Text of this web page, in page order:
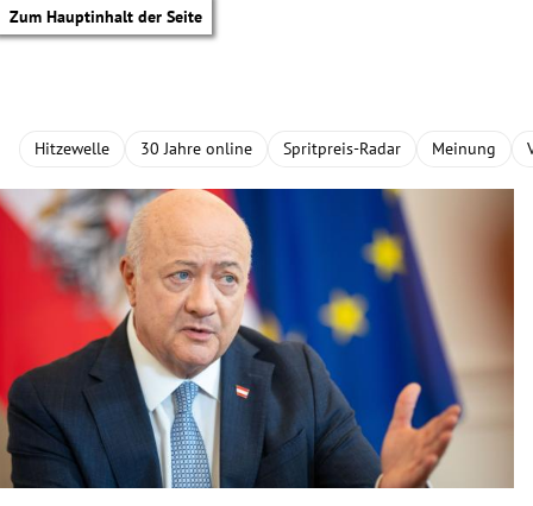
Zum Hauptinhalt der Seite
Hitzewelle 30 Jahre online Spritpreis-Radar Meinung